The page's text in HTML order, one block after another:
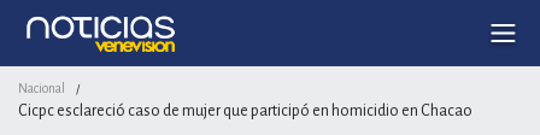
Nacional /
Cicpc esclareció caso de mujer que participó en homicidio en Chacao